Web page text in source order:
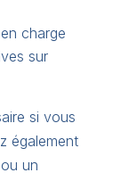
charge
sur
si vous
également
un